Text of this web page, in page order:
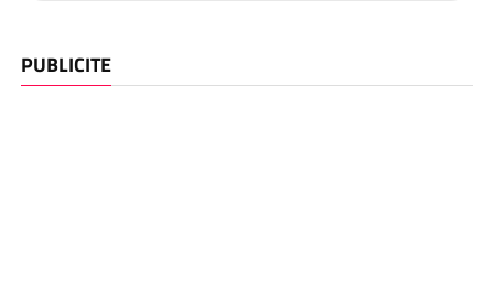
PUBLICITE